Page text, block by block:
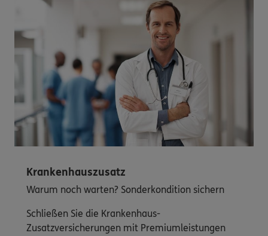
Krankenhauszusatz
Warum noch warten? Sonderkondition sichern
Schließen Sie die Krankenhaus-
Zusatzversicherungen mit Premiumleistungen